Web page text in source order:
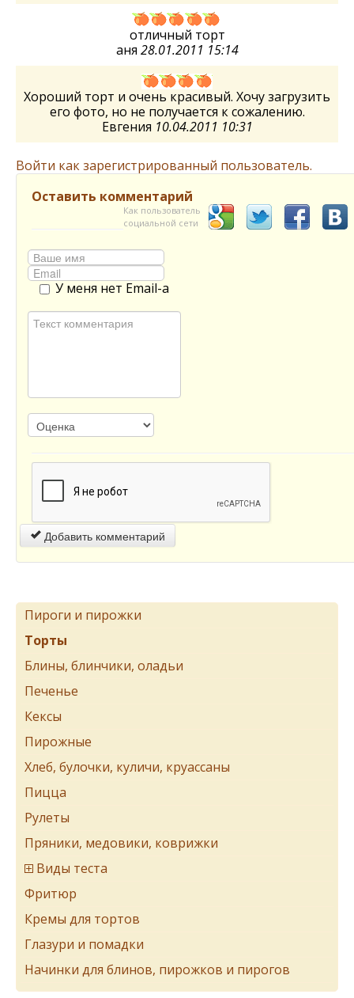
отличный торт
аня 28.01.2011 15:14
Хороший торт и очень красивый. Хочу загрузить
его фото, но не получается к сожалению.
Евгения 10.04.2011 10:31
Войти как зарегистрированный пользователь.
Оставить комментарий
Как пользователь
социальной сети
У меня нет Email-а
Добавить комментарий
Пироги и пирожки
Торты
Блины, блинчики, оладьи
Печенье
Кексы
Пирожные
Хлеб, булочки, куличи, круассаны
Пицца
Рулеты
Пряники, медовики, коврижки
Виды теста
Фритюр
Кремы для тортов
Глазури и помадки
Начинки для блинов, пирожков и пирогов